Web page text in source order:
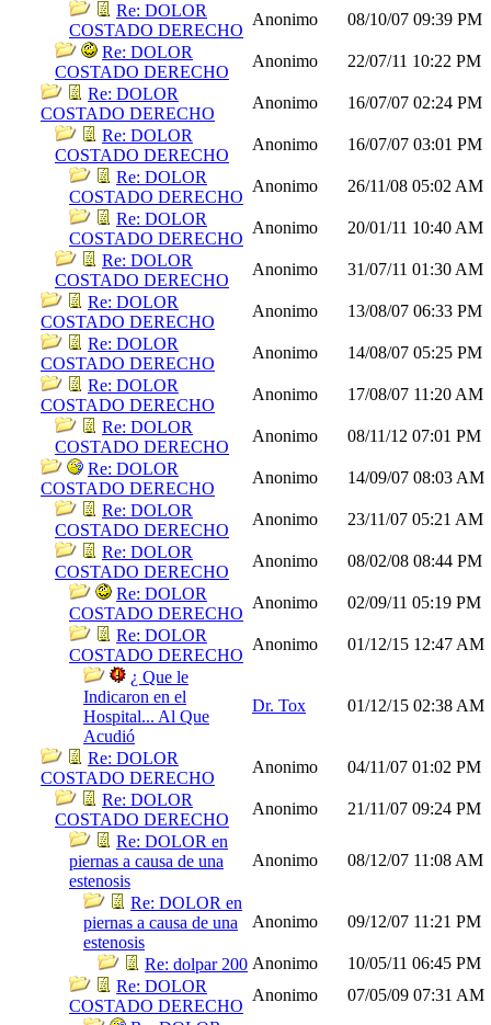
Re: DOLOR
COSTADO DERECHO
Anonimo 08/10/07 09:39 PM
Re: DOLOR
COSTADO DERECHO
Anonimo 22/07/11 10:22 PM
Re: DOLOR
COSTADO DERECHO
Anonimo 16/07/07 02:24 PM
Re: DOLOR
COSTADO DERECHO
Anonimo 16/07/07 03:01 PM
Re: DOLOR
COSTADO DERECHO
Anonimo 26/11/08 05:02 AM
Re: DOLOR
COSTADO DERECHO
Anonimo 20/01/11 10:40 AM
Re: DOLOR
COSTADO DERECHO
Anonimo 31/07/11 01:30 AM
Re: DOLOR
COSTADO DERECHO
Anonimo 13/08/07 06:33 PM
Re: DOLOR
COSTADO DERECHO
Anonimo 14/08/07 05:25 PM
Re: DOLOR
COSTADO DERECHO
Anonimo 17/08/07 11:20 AM
Re: DOLOR
COSTADO DERECHO
Anonimo 08/11/12 07:01 PM
Re: DOLOR
COSTADO DERECHO
Anonimo 14/09/07 08:03 AM
Re: DOLOR
COSTADO DERECHO
Anonimo 23/11/07 05:21 AM
Re: DOLOR
COSTADO DERECHO
Anonimo 08/02/08 08:44 PM
Re: DOLOR
COSTADO DERECHO
Anonimo 02/09/11 05:19 PM
Re: DOLOR
COSTADO DERECHO
Anonimo 01/12/15 12:47 AM
¿ Que le
Indicaron en el
Hospital... Al Que
Acudió
Dr. Tox 01/12/15 02:38 AM
Re: DOLOR
COSTADO DERECHO
Anonimo 04/11/07 01:02 PM
Re: DOLOR
COSTADO DERECHO
Anonimo 21/11/07 09:24 PM
Re: DOLOR en
piernas a causa de una
estenosis
Anonimo 08/12/07 11:08 AM
Re: DOLOR en
piernas a causa de una
estenosis
Anonimo 09/12/07 11:21 PM
Re: dolpar 200 Anonimo 10/05/11 06:45 PM
Re: DOLOR
COSTADO DERECHO
Anonimo 07/05/09 07:31 AM